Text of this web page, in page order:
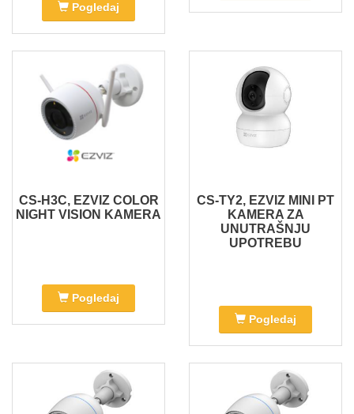
Pogledaj
CS-H3C, EZVIZ COLOR
NIGHT VISION KAMERA
Pogledaj
CS-TY2, EZVIZ MINI PT
KAMERA ZA
UNUTRAŠNJU
UPOTREBU
Pogledaj